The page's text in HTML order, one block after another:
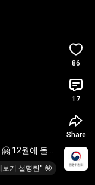
12월에 돌아
기 설명란" 🤓
86
17
Share